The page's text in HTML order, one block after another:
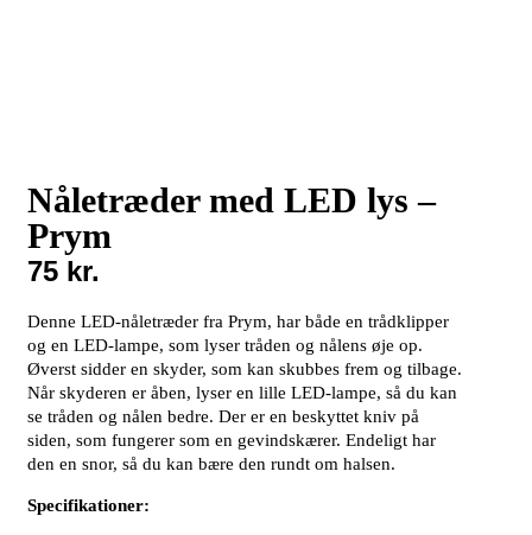
Nåletræder med LED lys –
Prym
75 kr.
Denne LED-nåletræder fra Prym, har både en trådklipper
og en LED-lampe, som lyser tråden og nålens øje op.
Øverst sidder en skyder, som kan skubbes frem og tilbage.
Når skyderen er åben, lyser en lille LED-lampe, så du kan
se tråden og nålen bedre. Der er en beskyttet kniv på
siden, som fungerer som en gevindskærer. Endeligt har
den en snor, så du kan bære den rundt om halsen.
Specifikationer: